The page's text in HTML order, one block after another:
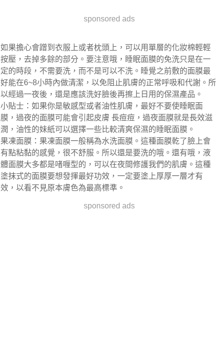
sponsored ads
如果擔心會蹭到衣服上或者枕頭上，可以用單層的化妝棉輕輕
按壓，去掉多餘的部分。要注意哦，睡眠面膜的免洗只是在一
定的時段，不需要洗，而不是可以不洗。睡覺之前敷的面膜最
好能在6~8小時內做清潔，以免阻止肌膚的正常呼吸和代謝。所
以經過一夜後，還是應該洗好臉後再擦上日用的保濕產品。
小貼士：如果你是敏感型或者油性肌膚，最好不要使睡眠面
膜，過夜的面膜可能會引起皮膚 長痘痘，過夜面膜就是長效滋
潤，油性的妹紙可以選擇一些比較清爽保濕的睡眠面膜。
果凍面膜：果凍面膜一般稱為水洗面膜。這種面膜乾了臉上會
有點粘黏的感覺，很不舒服。所以還是要洗的哦。還有哦，液
體面膜大多都是啫喱型的，可以在夜間修護我們的肌膚。這種
塗抹式的面膜要想發揮最好功效，一定要塗上厚厚一層才有
效，以看不見原本膚色為最高標準。
sponsored ads